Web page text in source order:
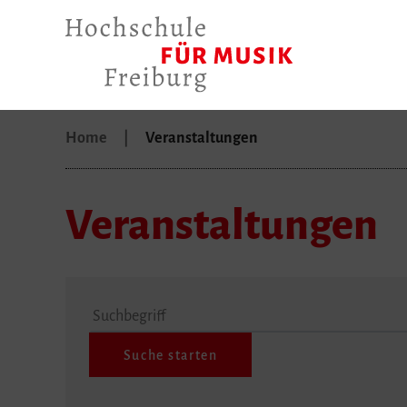
Home Veranstaltungen
Veranstaltungen
Suchbegriff